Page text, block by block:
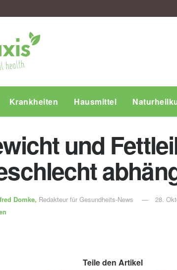
Krankheiten Hausmittel
und
Domke, Redakteur für Gesundheits-News
28.
Teile den Artikel